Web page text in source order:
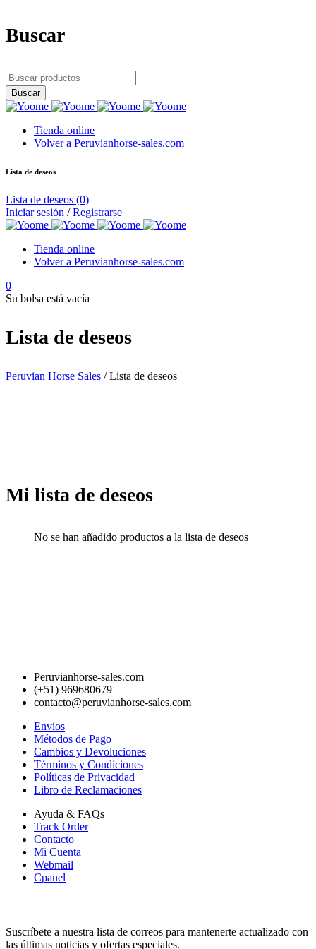
Buscar
Tienda online
Volver a Peruvianhorse-sales.com
Lista de deseos
Lista de deseos (0)
Iniciar sesión /Registrarse
Tienda online
Volver a Peruvianhorse-sales.com
0
Su bolsa está vacía
Lista de deseos
Peruvian Horse Sales / Lista de deseos
Mi lista de deseos
No se han añadido productos a la lista de deseos
Peruvianhorse-sales.com
(+51) 969680679
contacto@peruvianhorse-sales.com
Envíos
Métodos de Pago
Cambios y Devoluciones
Términos y Condiciones
Políticas de Privacidad
Libro de Reclamaciones
Ayuda & FAQs
Track Order
Contacto
Mi Cuenta
Webmail
Cpanel
Suscríbete a nuestra lista de correos para mantenerte actualizado con
las últimas noticias y ofertas especiales.